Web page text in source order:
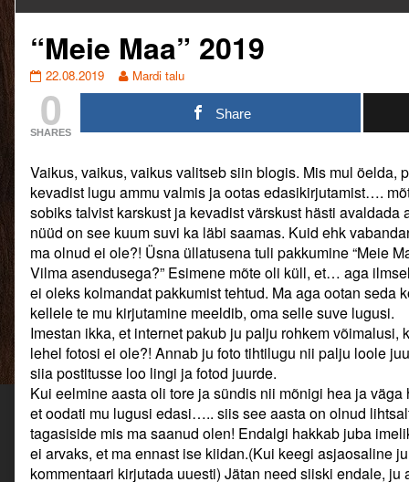
“Meie Maa” 2019
“Meie
2019
published
on
22.08.2019
Read
more
of
“Meie
Maa”
2019,
Mardi talu
0
SHARES
Share
Vaikus, vaikus, vaikus valitseb siin blogis. Mis mul öelda,
kevadist lugu ammu valmis ja ootas edasikirjutamist….
sobiks talvist karskust ja kevadist värskust hästi avaldada
nüüd on see kuum suvi ka läbi saamas. Kuid ehk
ma olnud ei ole?! Üsna üllatusena tuli pakkumine “Meie
Vilma asendusega?” Esimene mõte oli küll, et… aga
ei oleks kolmandat pakkumist tehtud. Ma aga ootan seda
kellele te mu kirjutamine meeldib, oma selle suve lugusi.
Imestan ikka, et internet pakub ju palju rohkem võimalusi,
lehel fotosi ei ole?! Annab ju foto tihtilugu nii palju loole
siia postitusse loo lingi ja fotod juurde.
Kui eelmine aasta oli tore ja sündis nii mõnigi hea ja
et oodati mu lugusi edasi….. siis see aasta on olnud
tagasiside mis ma saanud olen! Endalgi hakkab juba
ei arvaks, et ma ennast ise kiidan.(Kui keegi asjaosaline
kommentaari kirjutada uuesti) Jätan need siiski endale, ju